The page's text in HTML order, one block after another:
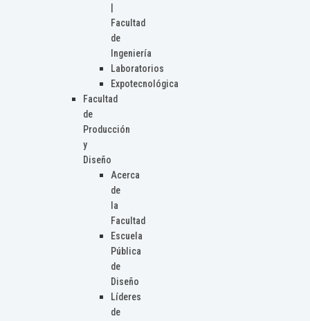
Facultad
de
Ingeniería
Laboratorios
Expotecnológica
Facultad
de
Producción
y
Diseño
Acerca
de
la
Facultad
Escuela
Pública
de
Diseño
Líderes
de